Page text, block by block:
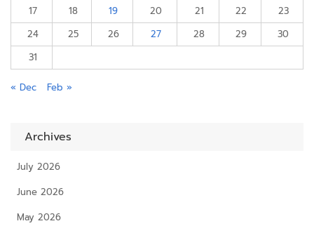
17 18 19 20 21 22
23
24
25 26 27 28 29
30
31
« Dec Feb »
Archives
July 2026
June 2026
May 2026